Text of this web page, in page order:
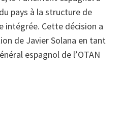
pays à la structure de
Cette décision a
de Javier Solana en tant
espagnol de l’OTAN